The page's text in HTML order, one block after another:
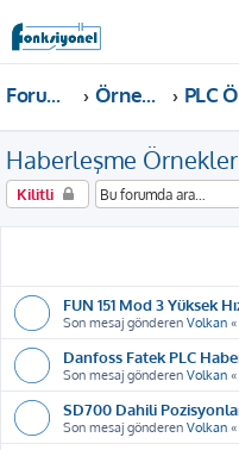
Forum ana sayfa Örnekler ve Dokümanlar
Haberleşme
Kilitli
FUN 151 Mod 3 Yüksek
Son mesaj gönderen Volkan «
Danfoss Fatek PLC
Son mesaj gönderen Volkan «
SD700 Dahili
Son mesaj gönderen Volkan «